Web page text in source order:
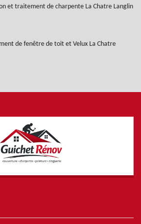
et traitement de charpente La Chatre Langlin
de fenêtre de toit et Velux La Chatre